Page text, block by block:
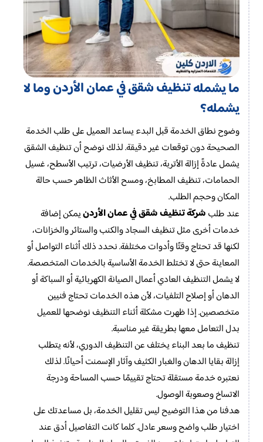
ما يشملهتنظيف شقق في عمان الأردنوما لا
يشمله؟
وضوح نطاق الخدمة قبل البدء يساعد العميل على طلب الخدمة
الصحيحة دون توقعات غير دقيقة. لذلك نوضح أن تنظيف الشقق
يشمل عادةً إزالة الأتربة، تنظيف الأرضيات، ترتيب الأسطح، غسيل
الحمامات، تنظيف المطابخ، ومسح الأثاث الظاهر حسب حالة
المكان وحجم الطلب.
عند طلبشركة تنظيف شقق في عمان الأردنيمكن إضافة
خدمات أخرى مثل تنظيف السجاد والكنب والستائر والخزانات،
لكنها قد تحتاج وقتًا وأدوات مختلفة. نحدد ذلك أثناء التواصل أو
المعاينة حتى لا تختلط الخدمة الأساسية بالخدمات المتخصصة.
لا يشمل التنظيف العادي أعمال الصيانة الكهربائية أو السباكة أو
الدهان أو إصلاح التلفيات، لأن هذه الخدمات تحتاج فنيين
متخصصين. إذا ظهرت مشكلة أثناء التنظيف نوضحها للعميل
بدل التعامل معها بطريقة غير مناسبة.
تنظيف ما بعد البناء يختلف عن التنظيف الدوري، لأنه يتطلب
إزالة بقايا الدهان والغبار الكثيف وآثار الإسمنت أحيانًا. لذلك
نعتبره خدمة مستقلة تحتاج تقييمًا حسب المساحة ودرجة
الاتساخ وصعوبة الوصول.
هدفنا من هذا التوضيح ليس تقليل الخدمة، بل مساعدتك على
اختيار طلب واضح وسعر عادل. كلما كانت التفاصيل أدق عند